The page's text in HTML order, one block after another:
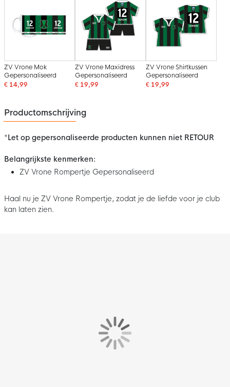
ZV Vrone Mok
Gepersonaliseerd
€ 14,99
ZV Vrone Maxidress
Gepersonaliseerd
€ 19,99
ZV Vrone Shirtkussen
Gepersonaliseerd
€ 19,99
Productomschrijving
*Let op gepersonaliseerde producten kunnen niet RETOUR
Belangrijkste kenmerken:
ZV Vrone Rompertje Gepersonaliseerd
Haal nu je ZV Vrone Rompertje, zodat je de liefde voor je club
kan laten zien.